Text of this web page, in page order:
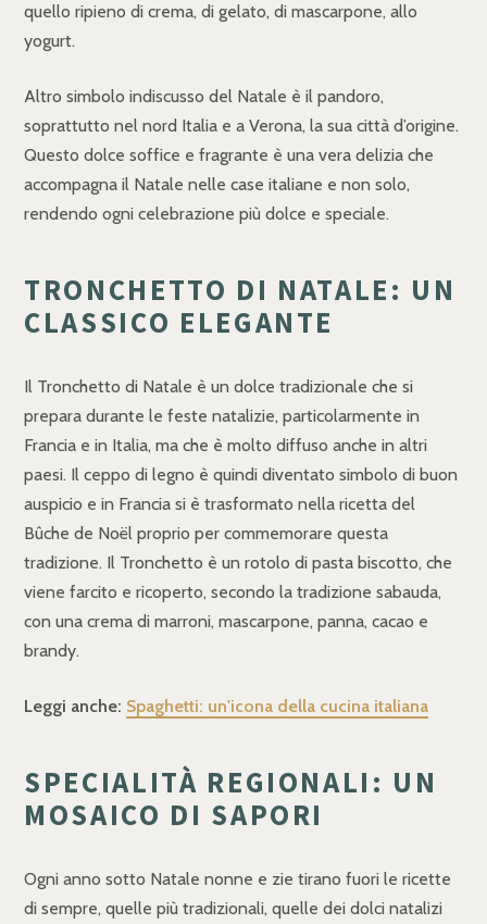
quello ripieno di crema, di gelato, di mascarpone, allo
yogurt.
Altro simbolo indiscusso del Natale è il pandoro,
soprattutto nel nord Italia e a Verona, la sua città d’origine.
Questo dolce soffice e fragrante è una vera delizia che
accompagna il Natale nelle case italiane e non solo,
rendendo ogni celebrazione più dolce e speciale.
TRONCHETTO DI NATALE: UN
CLASSICO ELEGANTE
Il Tronchetto di Natale è un dolce tradizionale che si
prepara durante le feste natalizie, particolarmente in
Francia e in Italia, ma che è molto diffuso anche in altri
paesi. Il ceppo di legno è quindi diventato simbolo di buon
auspicio e in Francia si è trasformato nella ricetta del
Bûche de Noël proprio per commemorare questa
tradizione. Il Tronchetto è un rotolo di pasta biscotto, che
viene farcito e ricoperto, secondo la tradizione sabauda,
con una crema di marroni, mascarpone, panna, cacao e
brandy.
Leggi anche: Spaghetti: un'icona della cucina italiana
SPECIALITÀ REGIONALI: UN
MOSAICO DI SAPORI
Ogni anno sotto Natale nonne e zie tirano fuori le ricette
di sempre, quelle più tradizionali, quelle dei dolci natalizi